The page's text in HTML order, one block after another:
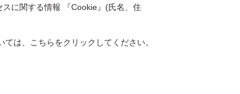
に関する情報 『Cookie』(氏名、住
は、こちらをクリックしてください。